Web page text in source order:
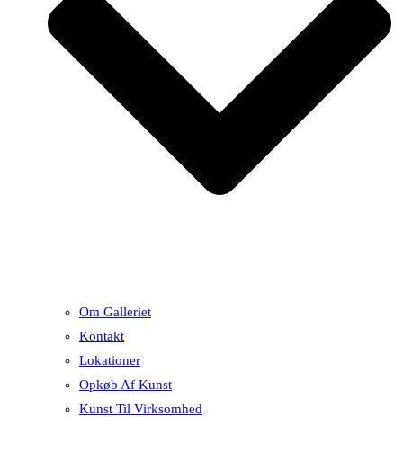
Om Galleriet
Kontakt
Lokationer
Opkøb Af Kunst
Kunst Til Virksomhed